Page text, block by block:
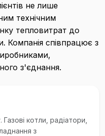
не лише
технічним
тепловитрат до
Компанія співпрацює з
з'єднання.
котли, радіатори,
з